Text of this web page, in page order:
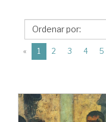
Penguin
Books
España
« 1 (current)
2 3 4 5